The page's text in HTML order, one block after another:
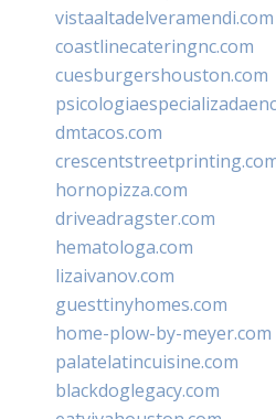
vistaaltadelveramendi.com
coastlinecateringnc.com
cuesburgershouston.com
dmtacos.com
hornopizza.com
driveadragster.com
hematologa.com
lizaivanov.com
guesttinyhomes.com
home-plow-by-meyer.com
palatelatincuisine.com
blackdoglegacy.com